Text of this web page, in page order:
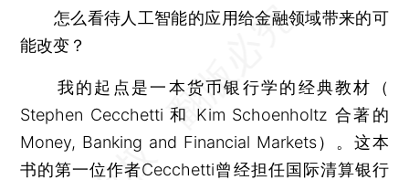
怎么看待人工智能的应用给金融领域带来的可
能改变？
我的起点是一本货币银行学的经典教材（
Stephen Cecchetti 和 Kim Schoenholtz 合著的
Money, Banking and Financial Markets）。这本
书的第一位作者Cecchetti曾经担任国际清算银行